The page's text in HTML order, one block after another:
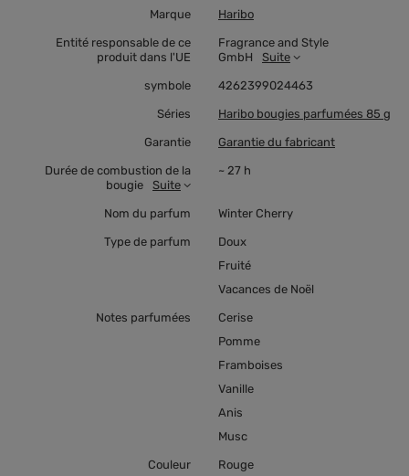
Marque Haribo
Entité responsable de ce
produit dans l'UE
Fragrance and Style
GmbH
Suite
symbole 4262399024463
Séries Haribo bougies parfumées 85 g
Garantie Garantie du fabricant
Durée de combustion de la
bougie
Suite
~ 27 h
Nom du parfum Winter Cherry
Type de parfum
Doux
Fruité
Vacances de Noël
Notes parfumées
Cerise
Pomme
Framboises
Vanille
Anis
Musc
Couleur Rouge